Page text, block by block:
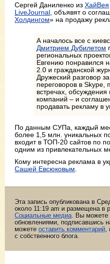
Сергей Даниленко из ХайВея
LiveJournal , объявят о
Холдингом» на продажу
А началось все с
Дмитрием Дубилетом
региональных
Евгению понравился
2.0 и гражданской
Дружеский разговор
переговоров в Skype,
встречах, обсуждения
компаний – и
продавать рекламу в
По данным СУПа, каждый
более 1,5 млн. уникальных
входит в ТОП-20 сайтов по
одним из привлекательных
Кому интересна реклама в
Сашей Евсюковым
Эта запись опубликована в
около 11:19 am и размещена в
Социальные медиа . Вы можете
обновлениями, подписавшись
можете оставить комментарий
с собственного блога.